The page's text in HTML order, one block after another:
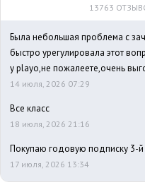
13763
Была небольшая проблема с
быстро урегулировала этот
у playo,не пожалеете,очень
14 июля, 2026 07:29
Все класс
18 июля, 2026 21:16
Покупаю годовую подписку 3-й
17 июля, 2026 13:34